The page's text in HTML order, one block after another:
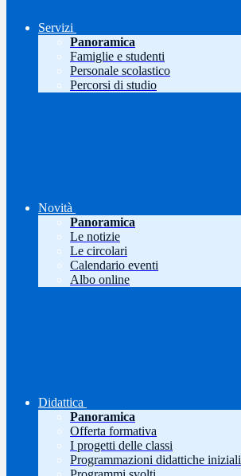
Servizi
Panoramica
Famiglie e studenti
Personale scolastico
Percorsi di studio
Novità
Panoramica
Le notizie
Le circolari
Calendario eventi
Albo online
Didattica
Panoramica
Offerta formativa
I progetti delle classi
Programmazioni didattiche iniziali